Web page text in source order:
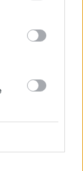
σας να
σας. Ο
οπότε
στο